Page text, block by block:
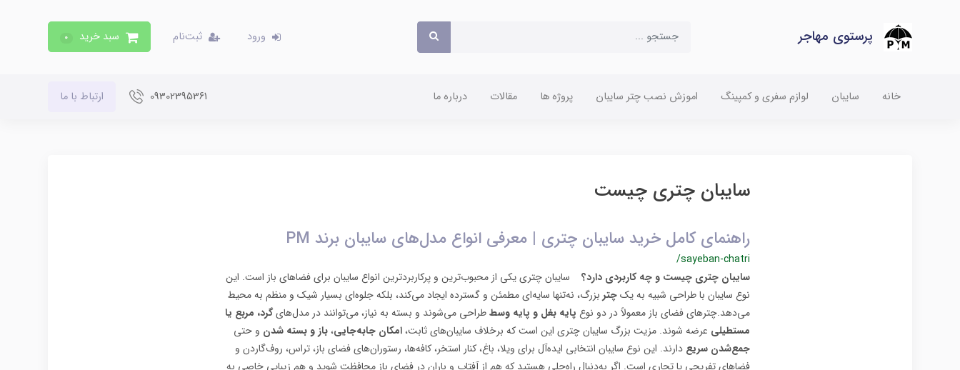
پرستوی مهاجر ورود ثبت‌نام سبد خرید 0
خانه سایبان لوازم سفری و کمپینگ اموزش نصب چتر سایبان پروژه ها مقالات درباره ما 09302395361 ارتباط با ما
سایبان چتری چیست
راهنمای کامل خرید سایبان چتری | معرفی انواع مدل‌های سایبان برند PM
/sayeban-chatri
سایبان چتری چیست و چه کاربردی دارد؟ سایبان چتری یکی از محبوب‌ترین و پرکاربردترین انواع سایبان برای فضاهای باز است. این
نوع سایبان با طراحی شبیه به یکچتر بزرگ، نه‌تنها سایه‌ای مطمئن و گسترده ایجاد می‌کند، بلکه جلوه‌ای بسیار شیک و منظم به محیط
می‌دهد.چترهای فضای باز معمولاً در دو نوع پایه بغل و پایه وسططراحی می‌شوند و بسته به نیاز، می‌توانند در مدل‌هایگرد، مربع یا
مستطیلی عرضه شوند. مزیت بزرگ سایبان چتری این است که برخلاف سایبان‌های ثابت،امکان جابه‌جایی،باز و بسته شدن و حتی
جمع‌شدن سریع دارند. این نوع سایبان انتخابی ایده‌آل برای ویلا، باغ، کنار استخر، کافه‌ها، رستوران‌های فضای باز، تراس، روف‌گاردن و
فضاهای تفریحی یا تجاری است. اگر به‌دنبال راه‌حلی هستید که هم از آفتاب و باران در فضای باز محافظت شوید و هم زیبایی خاصی به